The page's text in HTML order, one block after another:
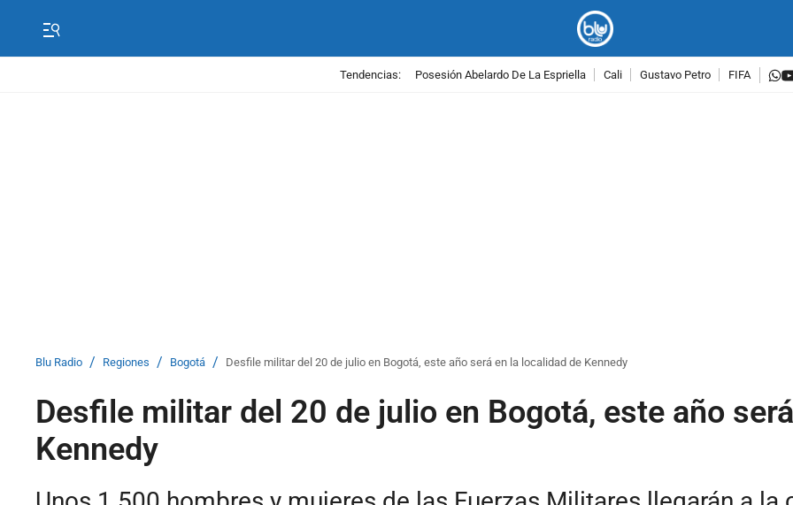
Tendencias: Posesión Abelardo De La Espriella Cali Gustavo Petro FIFA
Blu Radio / Regiones / Bogotá / Desfile militar del 20 de julio en Bogotá, este año será en la localidad de Kennedy
Desfile militar del 20 de julio en Bogotá, este año
Kennedy